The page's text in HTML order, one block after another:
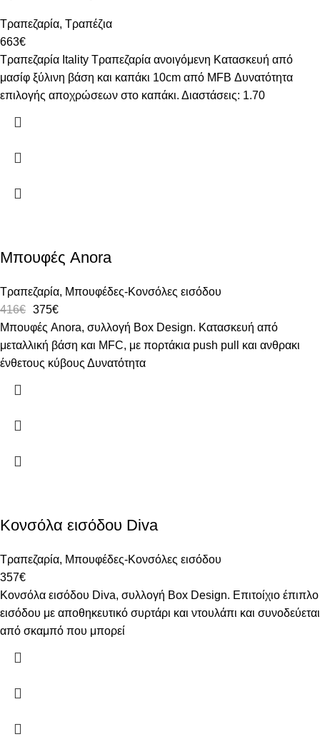
Τραπεζαρία, Τραπέζια
663€
Τραπεζαρία Itality Τραπεζαρία ανοιγόμενη Κατασκευή από
μασίφ ξύλινη βάση και καπάκι 10cm από MFB Δυνατότητα
επιλογής αποχρώσεων στο καπάκι. Διαστάσεις: 1.70
Μπουφές Anora
Τραπεζαρία, Μπουφέδες-Κονσόλες εισόδου
416€ 375€
Μπουφές Anora, συλλογή Box Design. Κατασκευή από
μεταλλική βάση και MFC, με πορτάκια push pull και ανθρακι
ένθετους κύβους Δυνατότητα
Κονσόλα εισόδου Diva
Τραπεζαρία, Μπουφέδες-Κονσόλες εισόδου
357€
Κονσόλα εισόδου Diva, συλλογή Box Design. Επιτοίχιο έπιπλο
εισόδου με αποθηκευτικό συρτάρι και ντουλάπι και συνοδεύεται
από σκαμπό που μπορεί